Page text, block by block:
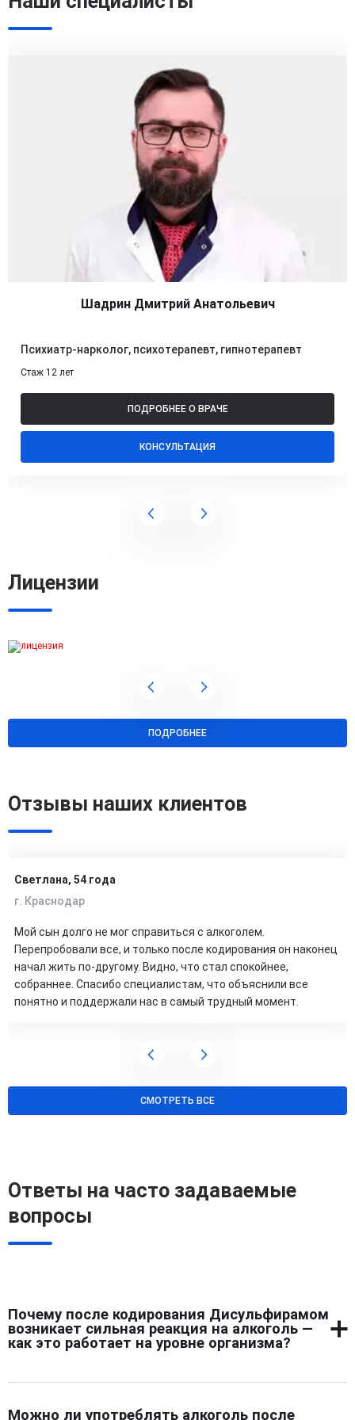
Шадрин Дмитрий Анатольевич
Психиатр-нарколог, психотерапевт, гипнотерапевт
Стаж 12 лет
ПОДРОБНЕЕ О ВРАЧЕ
КОНСУЛЬТАЦИЯ
Лицензии
ПОДРОБНЕЕ
Отзывы наших клиентов
Светлана, 54 года
г. Краснодар
Мой сын долго не мог справиться с алкоголем.
Перепробовали все, и только после кодирования он наконец
начал жить по-другому. Видно, что стал спокойнее,
собраннее. Спасибо специалистам, что объяснили все
понятно и поддержали нас в самый трудный момент.
СМОТРЕТЬ ВСЕ
Ответы на часто задаваемые
вопросы
Почему после кодирования Дисульфирамом
возникает сильная реакция на алкоголь —
как это работает на уровне организма?
После введения Дисульфирама в организме
Можно ли употреблять алкоголь после